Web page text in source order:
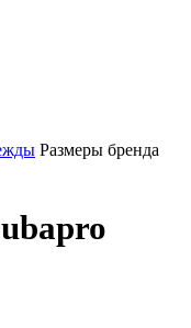
Размеры бренда